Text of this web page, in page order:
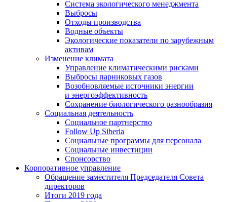
Система экологического менеджмента
Выбросы
Отходы производства
Водные объекты
Экологические показатели по зарубежным
активам
Изменение климата
Управление климатическими рисками
Выбросы парниковых газов
Возобновляемые источники энергии
и энергоэффективность
Сохранение биологического разнообразия
Социальная деятельность
Социальное партнерство
Follow Up Siberia
Социальные программы для персонала
Социальные инвестиции
Спонсорство
Корпоративное управление
Обращение заместителя Председателя Совета
директоров
Итоги 2019 года